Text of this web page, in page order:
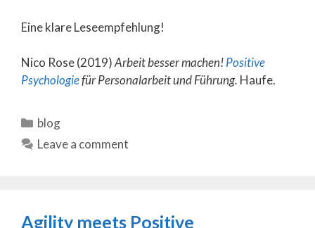
Eine klare Leseempfehlung!
Nico Rose (2019)Arbeit besser machen!Positive
Psychologiefür Personalarbeit und Führung. Haufe.
Categories
blog
Leave a comment
Agility meets Positive